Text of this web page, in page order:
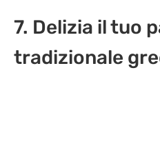
7. Delizia il tuo
tradizionale